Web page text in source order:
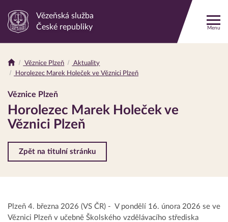
Odkaz
stránku
Vězeňská služba
České republiky
Menu
Drobečková
Věznice Plzeň
Aktuality
Horolezec Marek Holeček ve Věznici Plzeň
Věznice Plzeň
Horolezec Marek Holeček ve
Věznici Plzeň
Zpět na titulní stránku
Plzeň 4. března 2026 (VS ČR) - V pondělí 16. února 2026 se ve
Věznici Plzeň v učebně Školského vzdělávacího střediska